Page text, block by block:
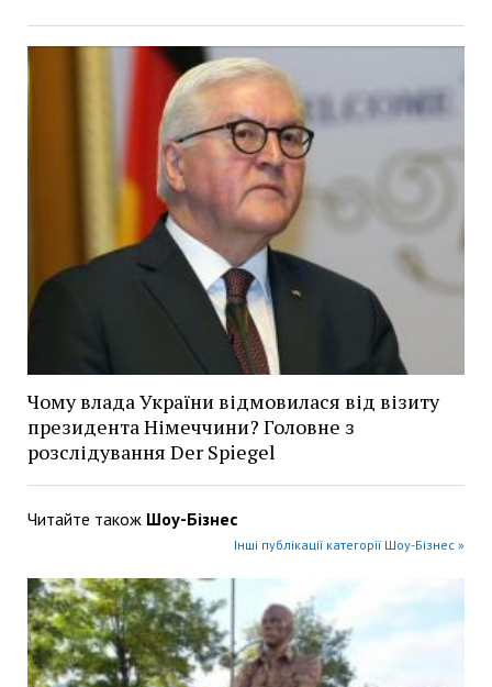
Чому влада України відмовилася від візиту
президента Німеччини? Головне з
розслідування Der Spiegel
Читайте також Шоу-Бізнес
Інші публікації категорії Шоу-Бізнес »